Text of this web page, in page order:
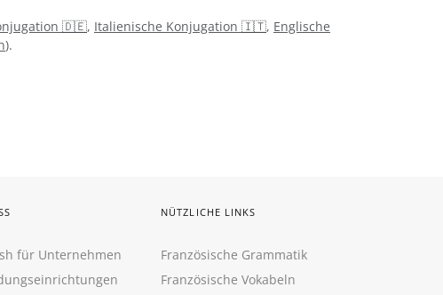
🇩🇪, Italienische Konjugation 🇮🇹, Englische
).
für Unternehmen
NÜTZLICHE LINKS
Französische Grammatik
Französische Vokabeln